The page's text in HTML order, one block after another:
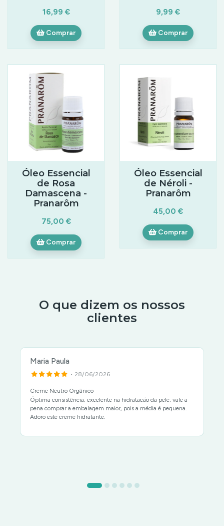
16,99 €
Comprar
9,99 €
Comprar
Óleo Essencial
de Rosa
Damascena -
Pranarôm
75,00 €
Comprar
Óleo Essencial
de Néroli -
Pranarôm
45,00 €
Comprar
O que dizem os nossos
clientes
Maria Paula
• 28/06/2026
Creme Neutro Orgânico
Óptima consistência, excelente na hidratacão da pele, vale a
pena comprar a embalagem maior, pois a média é pequena.
Adoro este creme hidratante.